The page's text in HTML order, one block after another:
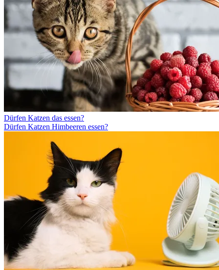
Dürfen Katzen das essen?
Dürfen Katzen Himbeeren essen?